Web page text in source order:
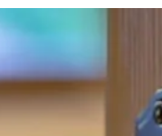
Verwöhnkultur und
Hier, wo ehrliche
ein, sich von uns
In den stilvollen